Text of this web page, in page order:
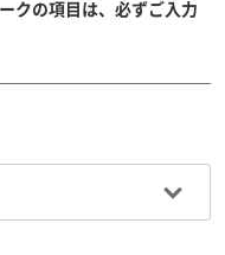
クの項目は、必ずご入力